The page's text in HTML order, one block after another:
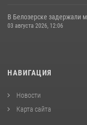
В Белозерске задержали
03 августа 2026, 12:06
НАВИГАЦИЯ
Новости
Карта сайта